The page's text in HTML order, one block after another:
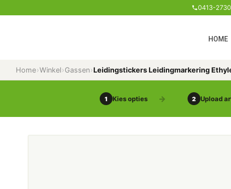
0413-
HOME
Home›Winkel›Gassen›Leidingstickers Leidingmarkering
1 Kies opties 2 Upload